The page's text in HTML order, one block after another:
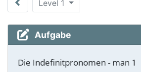
Level 1
Aufgabe
Die Indefinitpronomen - man 1